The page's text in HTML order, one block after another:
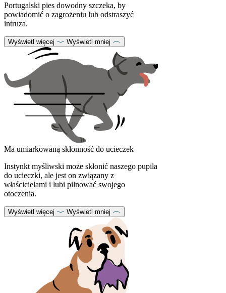
Portugalski pies dowodny szczeka, by
powiadomić o zagrożeniu lub odstraszyć
intruza.
Wyświetl więcej Wyświetl mniej
Ma umiarkowaną skłonność do ucieczek
Instynkt myśliwski może skłonić naszego pupila
do ucieczki, ale jest on związany z
właścicielami i lubi pilnować swojego
otoczenia.
Wyświetl więcej Wyświetl mniej